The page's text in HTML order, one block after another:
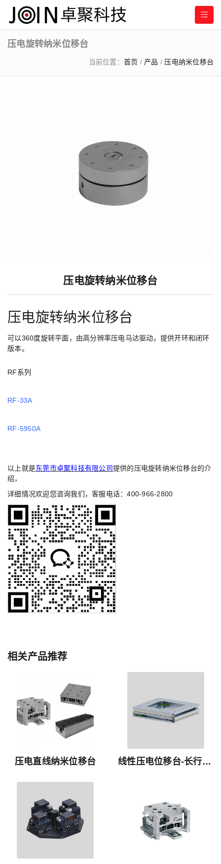
压电旋转纳米位移台
当前位置： 首页 / 产品 / 压电纳米位移台
压电旋转纳米位移台
压电旋转纳米位移台
可以360度旋转平面，由高分辨率压电马达驱动。提供开环和闭环
版本。
RF系列
RF-33A
RF-5950A
以上就是东莞市卓聚科技有限公司提供的压电旋转纳米位移台的介
绍，
详细情况欢迎您咨询我们，客服电话：400-966-2800
相关产品推荐
压电直线纳米位移台 线性压电位移台-长行程系列 XYMF-133-100A